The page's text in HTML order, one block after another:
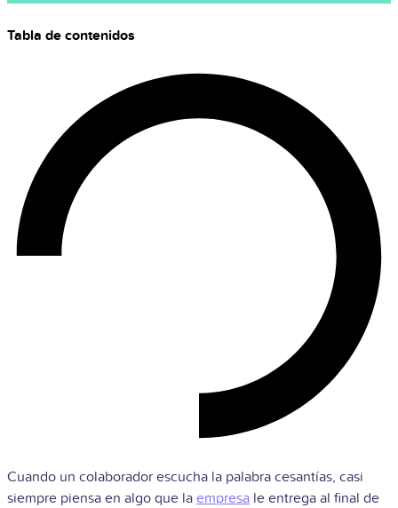
Tabla de contenidos
Cuando un colaborador escucha la palabra cesantías, casi
siempre piensa en algo que la empresa le entrega al final de